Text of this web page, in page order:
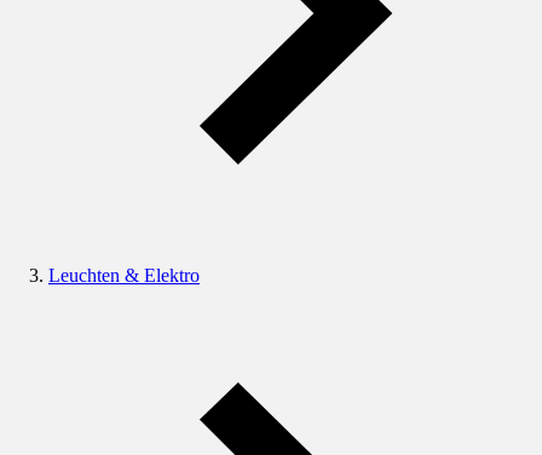
Leuchten & Elektro